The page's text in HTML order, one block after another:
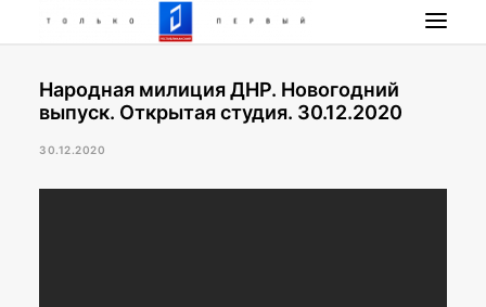
НОВОСТИ
ПРОГРАММА
Народная милиция ДНР. Новогодний
выпуск. Открытая студия. 30.12.2020
30.12.2020